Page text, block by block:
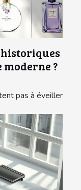
?
pas à éveiller